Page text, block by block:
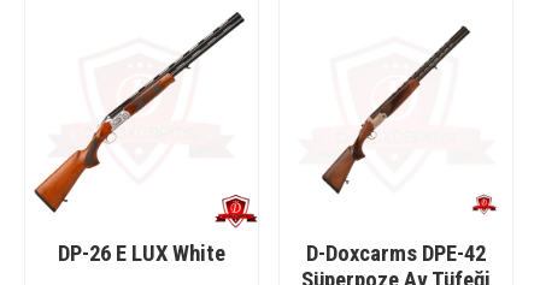
DP-26 E LUX White
D-Doxcarms DPE-42